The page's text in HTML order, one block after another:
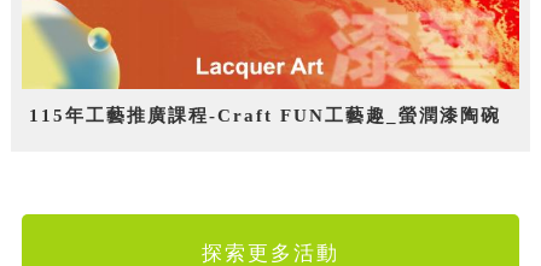
115年工藝推廣課程-Craft FUN工藝趣_螢潤漆陶碗
探索更多活動